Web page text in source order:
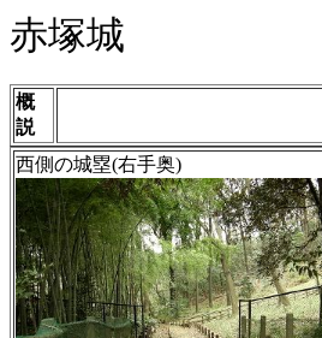
赤塚城
概
説
西側の城塁(右手奥)